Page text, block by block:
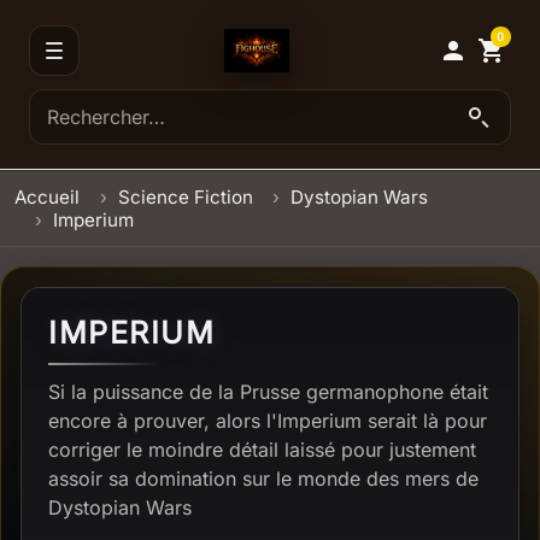
 shopping_cart
0
Accueil Science Fiction
Dystopian Wars
Imperium
IMPERIUM
Si la puissance de la Prusse germanophone était
encore à prouver, alors l'Imperium serait là pour
corriger le moindre détail laissé pour justement
assoir sa domination sur le monde des mers de
Dystopian Wars